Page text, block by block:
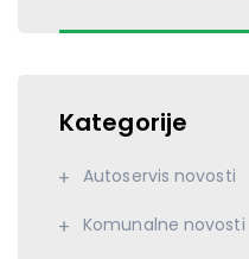
Kategorije
Autoservis novosti
Komunalne novosti